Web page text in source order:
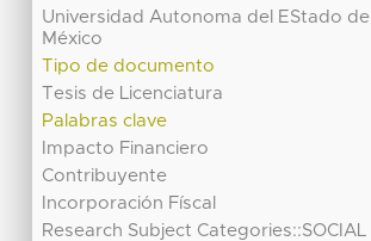
Universidad Autonoma del EStado de
México
Tipo de documento
Tesis de Licenciatura
Palabras clave
Impacto Financiero
Contribuyente
Incorporación Físcal
Research Subject Categories::SOCIAL